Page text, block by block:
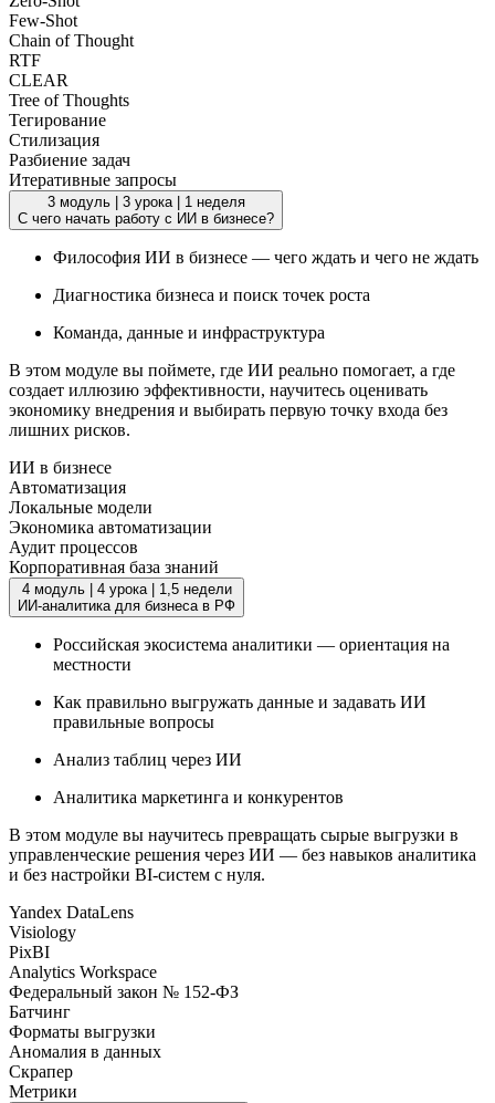
Few-Shot
Chain of Thought
RTF
CLEAR
Tree of Thoughts
Тегирование
Стилизация
Разбиение задач
Итеративные запросы
3 модуль 3 урока
1 неделя
С чего начать работу с ИИ в бизнесе?
Философия ИИ в бизнесе — чего ждать и чего не ждать
Диагностика бизнеса и поиск точек роста
Команда, данные и инфраструктура
В этом модуле вы поймете, где ИИ реально помогает, а где
создает иллюзию эффективности, научитесь оценивать
экономику внедрения и выбирать первую точку входа без
лишних рисков.
ИИ в бизнесе
Автоматизация
Локальные модели
Экономика автоматизации
Аудит процессов
Корпоративная база знаний
4 модуль 4 урока
1,5 недели
ИИ-аналитика для бизнеса в РФ
Российская экосистема аналитики — ориентация на
местности
Как правильно выгружать данные и задавать ИИ
правильные вопросы
Анализ таблиц через ИИ
Аналитика маркетинга и конкурентов
В этом модуле вы научитесь превращать сырые выгрузки в
управленческие решения через ИИ — без навыков аналитика
и без настройки BI-систем с нуля.
Yandex DataLens
Visiology
PixBI
Analytics Workspace
Федеральный закон № 152-ФЗ
Батчинг
Форматы выгрузки
Аномалия в данных
Скрапер
Метрики